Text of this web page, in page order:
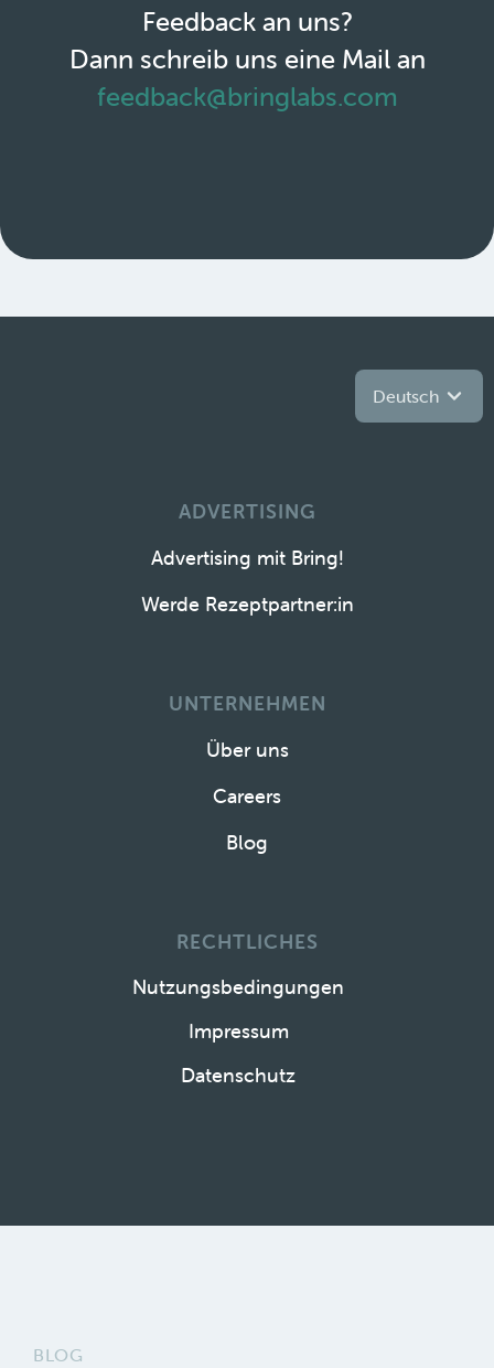
Feedback an uns?
Dann schreib uns eine Mail an
feedback@bringlabs.com
Deutsch
ADVERTISING
Advertising mit Bring!
Werde Rezeptpartner:in
UNTERNEHMEN
Über uns
Careers
Blog
RECHTLICHES
Nutzungsbedingungen
Impressum
Datenschutz
BLOG